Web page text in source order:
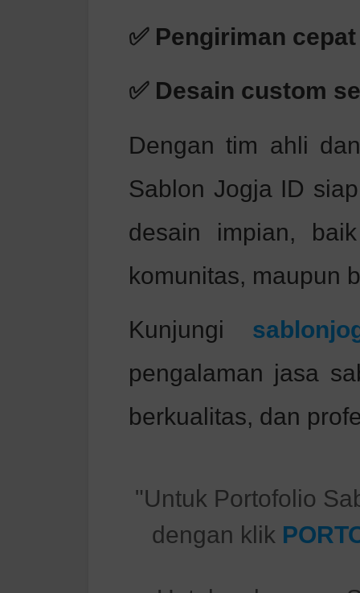
✅ Pengiriman
✅ Desain custom
Dengan tim ahli
Sablon Jogja ID
desain impian,
komunitas, maupun
Kunjungi
pengalaman jasa
berkualitas, dan
"Untuk Portofolio
dengan klik